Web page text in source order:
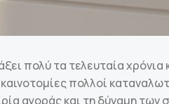
πολύ τα τελευταία χρόνια
πολλοί
αγοράς και τη δύναμη